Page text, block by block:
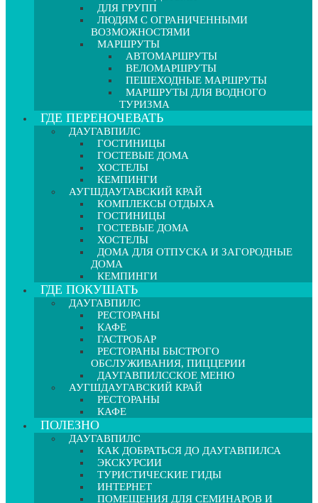
ДЛЯ ГРУПП
ЛЮДЯМ С ОГРАНИЧЕННЫМИ
ВОЗМОЖНОСТЯМИ
МАРШРУТЫ
АВТОМАРШРУТЫ
ВЕЛОМАРШРУТЫ
ПЕШЕХОДНЫЕ МАРШРУТЫ
МАРШРУТЫ ДЛЯ ВОДНОГО
ТУРИЗМА
ГДЕ ПЕРЕНОЧЕВАТЬ
ДАУГАВПИЛС
ГОСТИНИЦЫ
ГОСТЕВЫЕ ДОМА
ХОСТЕЛЫ
КЕМПИНГИ
АУГШДАУГАВСКИЙ КРАЙ
КОМПЛЕКСЫ ОТДЫХА
ГОСТИНИЦЫ
ГОСТЕВЫЕ ДОМА
ХОСТЕЛЫ
ДОМА ДЛЯ ОТПУСКА И ЗАГОРОДНЫЕ
ДОМА
КЕМПИНГИ
ГДЕ ПОКУШАТЬ
ДАУГАВПИЛС
РЕСТОРАНЫ
КАФЕ
ГАСТРОБАР
РЕСТОРАНЫ БЫСТРОГО
ОБСЛУЖИВАНИЯ, ПИЦЦЕРИИ
ДАУГАВПИЛССКОЕ МЕНЮ
АУГШДАУГАВСКИЙ КРАЙ
РЕСТОРАНЫ
КАФЕ
ПОЛЕЗНО
ДАУГАВПИЛС
КАК ДОБРАТЬСЯ ДО ДАУГАВПИЛСА
ЭКСКУРСИИ
ТУРИСТИЧЕСКИЕ ГИДЫ
ИНТЕРНЕТ
ПОМЕЩЕНИЯ ДЛЯ СЕМИНАРОВ И